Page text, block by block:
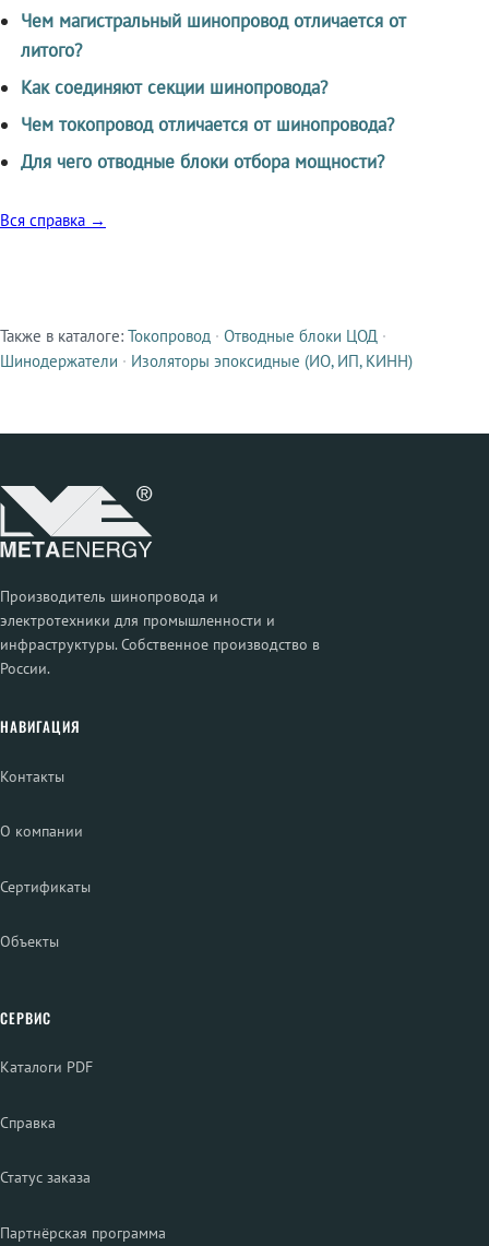
Чем магистральный шинопровод отличается от
литого?
Как соединяют секции шинопровода?
Чем токопровод отличается от шинопровода?
Для чего отводные блоки отбора мощности?
Вся справка →
Смежные продукты
Также в каталоге: Токопровод · Отводные блоки ЦОД ·
Шинодержатели · Изоляторы эпоксидные (ИО, ИП, КИНН)
Производитель шинопровода и
электротехники для промышленности и
инфраструктуры. Собственное производство в
России.
НАВИГАЦИЯ
Контакты
О компании
Сертификаты
Объекты
СЕРВИС
Каталоги PDF
Справка
Статус заказа
Партнёрская программа